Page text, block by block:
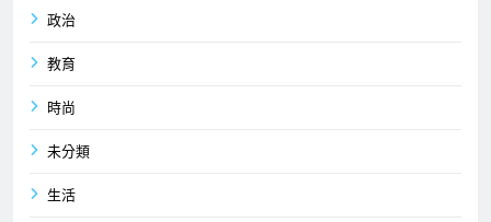
政治
教育
時尚
未分類
生活